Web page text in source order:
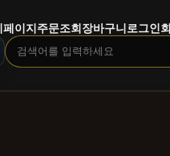
세요.
페이지 주문조회 장바구니 로그인